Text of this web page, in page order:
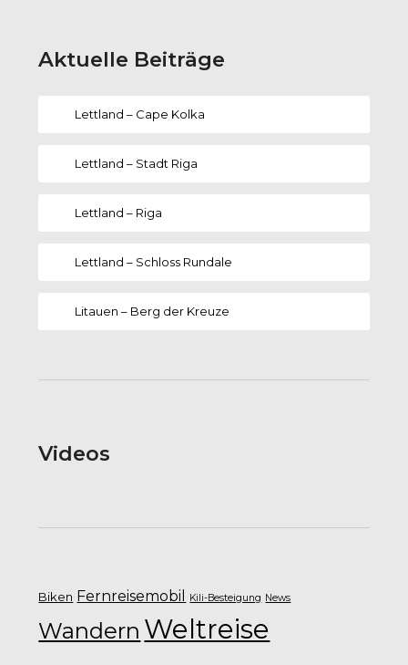
Aktuelle Beiträge
Lettland – Cape Kolka
Lettland – Stadt Riga
Lettland – Riga
Lettland – Schloss Rundale
Litauen – Berg der Kreuze
Videos
Biken Fernreisemobil Kili-Besteigung News
Wandern Weltreise